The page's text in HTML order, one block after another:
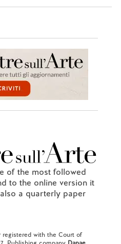
of the most followed
to the online version it
a quarterly paper
with the Court of